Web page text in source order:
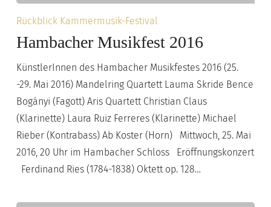
Hambacher
Musikfest
Rückblick Kammermusik-Festival
Hambacher Musikfest 2016
KünstlerInnen des Hambacher Musikfestes 2016 (25.
-29. Mai 2016) Mandelring Quartett Lauma Skride Bence
Bogányi (Fagott) Aris Quartett Christian Claus
(Klarinette) Laura Ruiz Ferreres (Klarinette) Michael
Rieber (Kontrabass) Ab Koster (Horn) Mittwoch, 25. Mai
2016, 20 Uhr im Hambacher Schloss Eröffnungskonzert
Ferdinand Ries (1784-1838) Oktett op. 128…